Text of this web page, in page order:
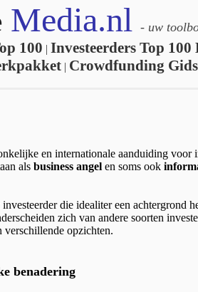
Media.nl - uw
100 | Investeerders Top 100
| Crowdfunding
en internationale aanduiding voor
als business angel en soms ook
die idealiter een achtergrond
zich van andere soorten
verschillende opzichten.
benadering